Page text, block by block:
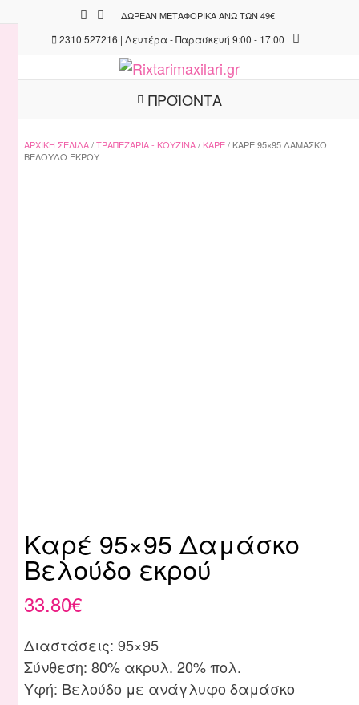
content
ΔΩΡΕΆΝ ΜΕΤΑΦΟΡΙΚΆ ΆΝΩ ΤΩΝ 49€
2310 527216 | Δευτέρα - Παρασκευή 9:00 - 17:00
ΠΡΟΪΟΝΤΑ
ΑΡΧΙΚΉ ΣΕΛΊΔΑ/ΤΡΑΠΕΖΑΡΊΑ - ΚΟΥΖΊΝΑ/ ΚΑΡΈ/ ΚΑΡΈ 95×95 ΔΑΜΆΣΚΟ
ΒΕΛΟΎΔΟ ΕΚΡΟΎ
Καρέ 95×95 Δαμάσκο
Βελούδο εκρού
33.80€
Διαστάσεις: 95×95
Σύνθεση: 80% ακρυλ. 20% πολ.
Υφή: Βελούδο με ανάγλυφο δαμάσκο